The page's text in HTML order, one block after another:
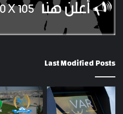
Last Modified Posts